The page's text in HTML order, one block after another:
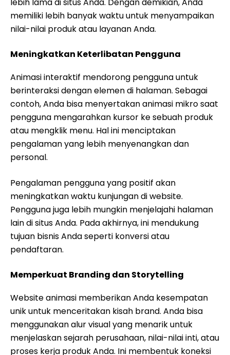
memiliki lebih banyak waktu untuk menyampaikan
nilai-nilai produk atau layanan Anda.
Meningkatkan Keterlibatan Pengguna
Animasi interaktif mendorong pengguna untuk
berinteraksi dengan elemen di halaman. Sebagai
contoh, Anda bisa menyertakan animasi mikro saat
pengguna mengarahkan kursor ke sebuah produk
atau mengklik menu. Hal ini menciptakan
pengalaman yang lebih menyenangkan dan
personal.
Pengalaman pengguna yang positif akan
meningkatkan waktu kunjungan di website.
Pengguna juga lebih mungkin menjelajahi halaman
lain di situs Anda. Pada akhirnya, ini mendukung
tujuan bisnis Anda seperti konversi atau
pendaftaran.
Memperkuat Branding dan Storytelling
Website animasi memberikan Anda kesempatan
unik untuk menceritakan kisah brand. Anda bisa
menggunakan alur visual yang menarik untuk
menjelaskan sejarah perusahaan, nilai-nilai inti, atau
proses kerja produk Anda. Ini membentuk koneksi